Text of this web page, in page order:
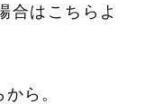
合はこちらよ
ら。